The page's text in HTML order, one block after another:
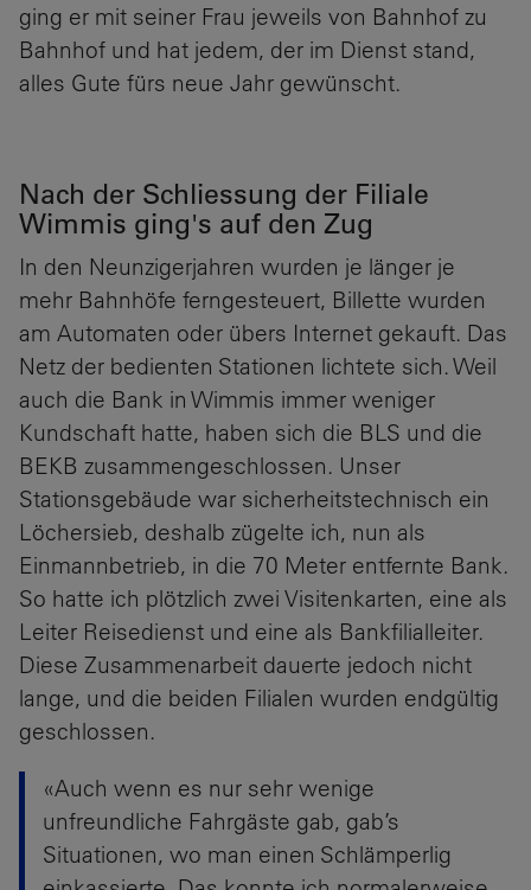
ging er mit seiner Frau jeweils von Bahnhof zu
Bahnhof und hat jedem, der im Dienst stand,
alles Gute fürs neue Jahr gewünscht.
Nach der Schliessung der Filiale
Wimmis ging's auf den Zug
In den Neunzigerjahren wurden je länger je
mehr Bahnhöfe ferngesteuert, Billette wurden
am Automaten oder übers Internet gekauft. Das
Netz der bedienten Stationen lichtete sich. Weil
auch die Bank in Wimmis immer weniger
Kundschaft hatte, haben sich die BLS und die
BEKB zusammengeschlossen. Unser
Stationsgebäude war sicherheitstechnisch ein
Löchersieb, deshalb zügelte ich, nun als
Einmannbetrieb, in die 70 Meter entfernte Bank.
So hatte ich plötzlich zwei Visitenkarten, eine als
Leiter Reisedienst und eine als Bankfilialleiter.
Diese Zusammenarbeit dauerte jedoch nicht
lange, und die beiden Filialen wurden endgültig
geschlossen.
«Auch wenn es nur sehr wenige
unfreundliche Fahrgäste gab, gab’s
Situationen, wo man einen Schlämperlig